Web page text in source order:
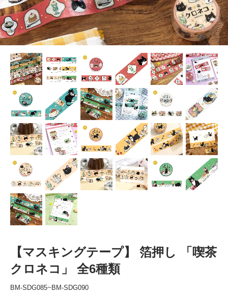
【マスキングテープ】 箔押し 「喫茶
クロネコ」 全6種類
BM-SDG085~BM-SDG090